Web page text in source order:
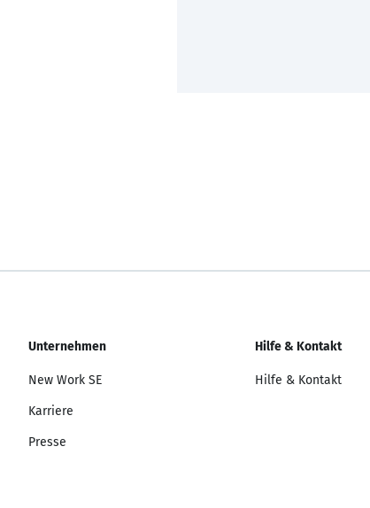
Unternehmen
New Work SE
Karriere
Presse
Hilfe & Kontakt
Hilfe & Kontakt